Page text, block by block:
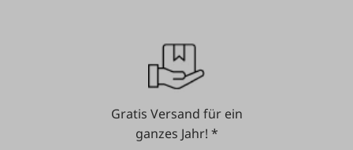
Gratis Versand für ein
ganzes Jahr! *